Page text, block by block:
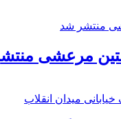
مرعشی